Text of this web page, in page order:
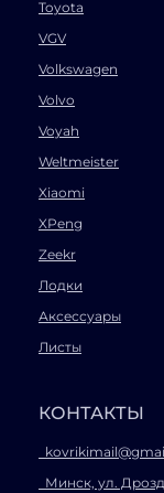
Toyota
VGV
Volkswagen
Volvo
Voyah
Weltmeister
Xiaomi
XPeng
Zeekr
Лодки
Аксессуары
Листы
КОНТАКТЫ
Минск, ул.